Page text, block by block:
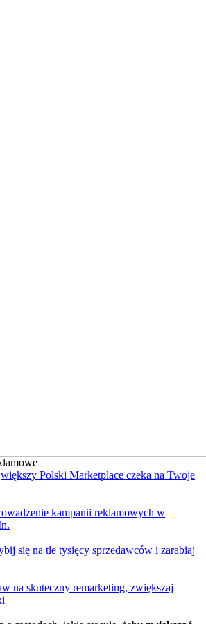
Polski Marketplace czeka na Twoje
kampanii reklamowych w
się na tle tysięcy sprzedawców i zarabiaj
na skuteczny remarketing, zwiększaj